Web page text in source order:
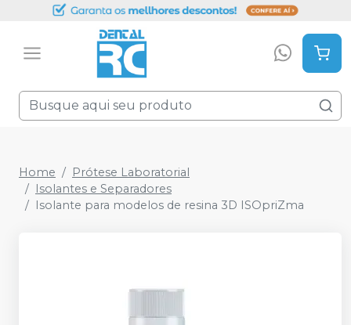
Home
Prótese Laboratorial
Isolantes e Separadores
Isolante para modelos de resina 3D ISOpriZma